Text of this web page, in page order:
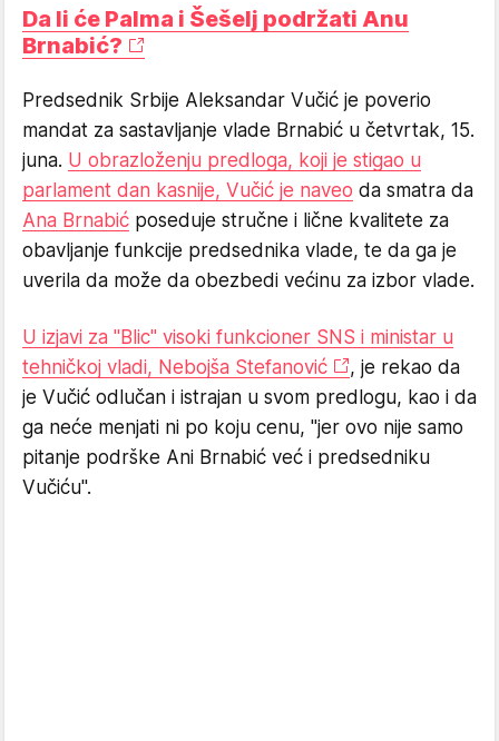
Da li će Palma i Šešelj podržati Anu
Brnabić?
Predsednik Srbije Aleksandar Vučić je poverio
mandat za sastavljanje vlade Brnabić u četvrtak, 15.
juna. U obrazloženju predloga, koji je stigao u
parlament dan kasnije, Vučić je naveo da smatra da
Ana Brnabić poseduje stručne i lične kvalitete za
obavljanje funkcije predsednika vlade, te da ga je
uverila da može da obezbedi većinu za izbor vlade.
U izjavi za "Blic" visoki funkcioner SNS i ministar u
tehničkoj vladi, Nebojša Stefanović
, je rekao da
je Vučić odlučan i istrajan u svom predlogu, kao i da
ga neće menjati ni po koju cenu, "jer ovo nije samo
pitanje podrške Ani Brnabić već i predsedniku
Vučiću".